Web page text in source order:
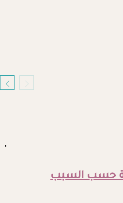
حسب السبب